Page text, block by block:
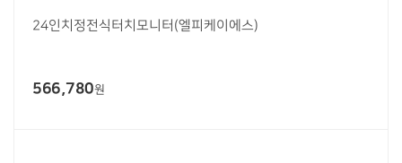
24인치정전식터치모니터(엘피케이에스)
566,780원